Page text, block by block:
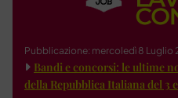
Pubblicazione: mercoledì 8 Luglio
Bandi e concorsi: le ultime
della Repubblica Italiana del 3